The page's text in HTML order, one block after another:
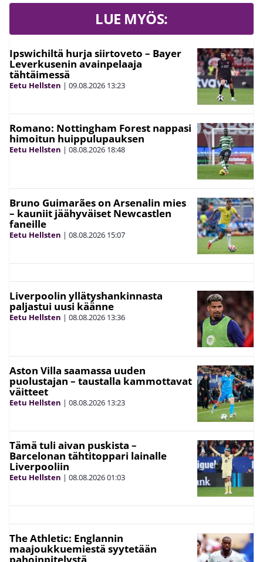
LUE MYÖS:
Ipswichiltä hurja siirtoveto – Bayer
Leverkusenin avainpelaaja
tähtäimessä
Eetu Hellsten | 09.08.2026 13:23
Romano: Nottingham Forest nappasi
himoitun huippulupauksen
Eetu Hellsten | 08.08.2026 18:48
Bruno Guimarães on Arsenalin mies
– kauniit jäähyväiset Newcastlen
faneille
Eetu Hellsten | 08.08.2026 15:07
Liverpoolin yllätyshankinnasta
paljastui uusi käänne
Eetu Hellsten | 08.08.2026 13:36
Aston Villa saamassa uuden
puolustajan – taustalla kammottavat
väitteet
Eetu Hellsten | 08.08.2026 13:23
Tämä tuli aivan puskista –
Barcelonan tähtitoppari lainalle
Liverpooliin
Eetu Hellsten | 08.08.202601:03
The Athletic: Englannin
maajoukkuemiestä syytetään